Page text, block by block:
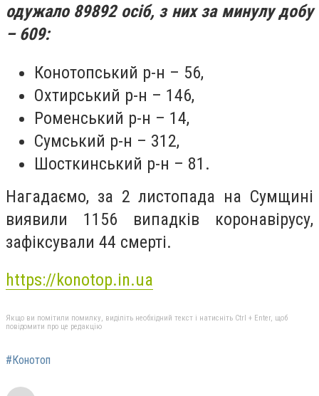
одужало 89892 осіб, з них за минулу добу
– 609:
Конотопський р-н – 56,
Охтирський р-н – 146,
Роменський р-н – 14,
Сумський р-н – 312,
Шосткинський р-н – 81.
Нагадаємо, за 2 листопада на Сумщині
виявили 1156 випадків коронавірусу,
зафіксували 44 смерті.
https://konotop.in.ua
Якщо ви помітили помилку, виділіть необхідний текст і натисніть Ctrl + Enter, щоб
повідомити про це редакцію
#Конотоп